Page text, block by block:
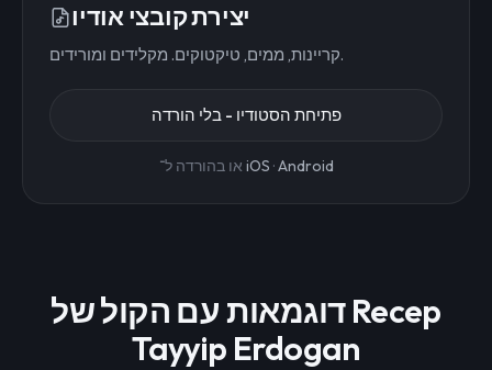
יצירת קובצי אודיו
קריינות, ממים, טיקטוקים. מקלידים ומורידים.
פתיחת הסטודיו - בלי הורדה
או בהורדה ל־ iOS ·Android
דוגמאות עם הקול של Recep
Tayyip Erdogan